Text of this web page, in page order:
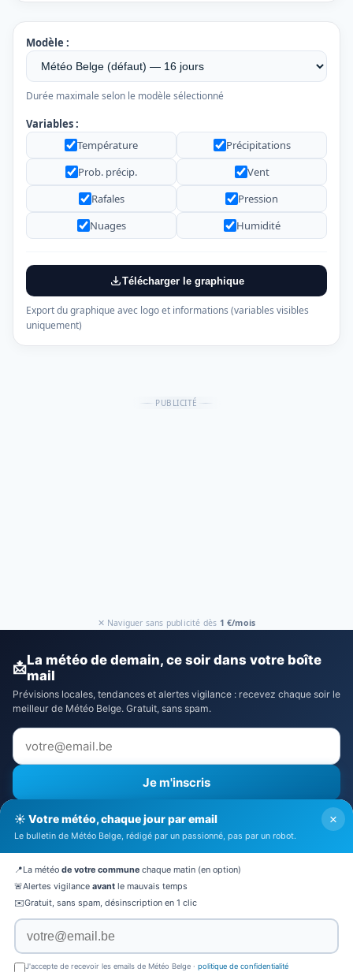
Modèle :
Durée maximale selon le modèle sélectionné
Variables :
Température
Précipitations
Prob. précip.
Vent
Rafales
Pression
Nuages
Humidité
Télécharger le graphique
Export du graphique avec logo et informations (variables visibles
uniquement)
PUBLICITÉ
✕ Naviguer sans publicité dès 1 €/mois
📩La météo de demain, ce soir dans votre boîte
mail
Prévisions locales, tendances et alertes vigilance : recevez chaque soir le
meilleur de Météo Belge. Gratuit, sans spam.
Je m'inscris
⚠️ Recevoir aussi les alertes vigilance
politique de confidentialité
×
☀️ Votre météo, chaque jour par email
Le bulletin de Météo Belge, rédigé par un passionné, pas par un robot.
📍La météo de votre commune chaque matin (en option)
🚨Alertes vigilance avant le mauvais temps
✉️Gratuit, sans spam, désinscription en 1 clic
J'accepte de recevoir les emails de Météo Belge · politique de confidentialité
© 2026 Météo Belge · Tous droits réservés
Mentions légales·CGV·Politique de confidentialité·À